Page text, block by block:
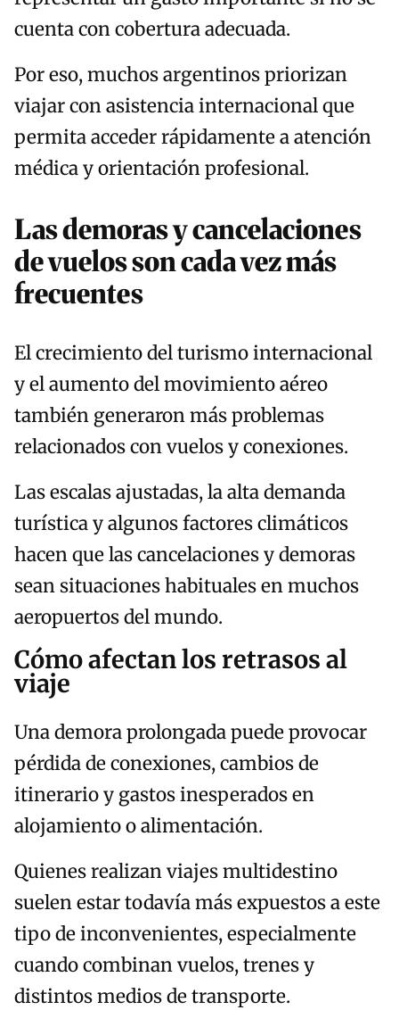
cuenta con cobertura adecuada.
Por eso, muchos argentinos priorizan
viajar con asistencia internacional que
permita acceder rápidamente a atención
médica y orientación profesional.
Las demoras y cancelaciones
de vuelos son cada vez más
frecuentes
El crecimiento del turismo internacional
y el aumento del movimiento aéreo
también generaron más problemas
relacionados con vuelos y conexiones.
Las escalas ajustadas, la alta demanda
turística y algunos factores climáticos
hacen que las cancelaciones y demoras
sean situaciones habituales en muchos
aeropuertos del mundo.
Cómo afectan los retrasos al
viaje
Una demora prolongada puede provocar
pérdida de conexiones, cambios de
itinerario y gastos inesperados en
alojamiento o alimentación.
Quienes realizan viajes multidestino
suelen estar todavía más expuestos a este
tipo de inconvenientes, especialmente
cuando combinan vuelos, trenes y
distintos medios de transporte.